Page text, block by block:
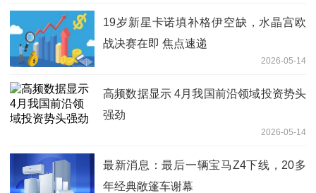
19岁新星卡诺填补格伊空缺，水晶宫欧
战决赛在即 焦点速递
2026-05-14
高频数据显示 4月我国前沿领域投资势头
强劲
2026-05-14
最新消息：最后一辆宝马Z4下线，20多
年经典敞篷车谢幕